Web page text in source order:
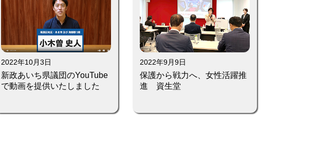
2022年10月3日
新政あいち県議団のYouTube
で動画を提供いたしました
2022年9月9日
保護から戦力へ、女性活躍推
進 資生堂